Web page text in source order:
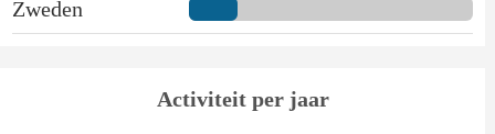
Zweden
Activiteit per jaar